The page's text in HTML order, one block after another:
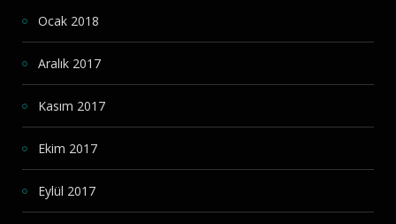
Ocak 2018
Aralık 2017
Kasım 2017
Ekim 2017
Eylül 2017